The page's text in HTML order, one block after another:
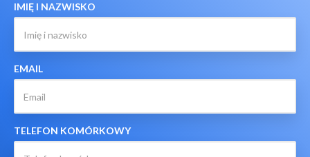
IMIĘ I NAZWISKO
EMAIL
TELEFON KOMÓRKOWY